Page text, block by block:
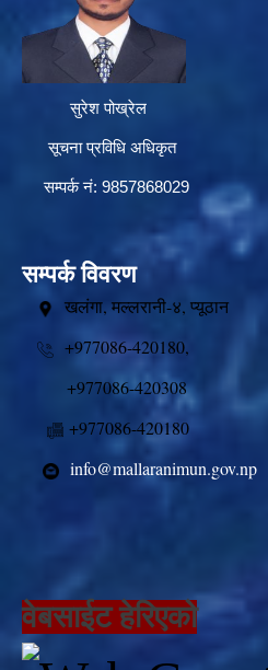
सुरेश पोख्रेल
सूचना प्रविधि अधिकृत
सम्पर्क नं: 9857868029
सम्पर्क विवरण
खलंगा, मल्लरानी-४,
+977086-420180,
+977086-420308
+977086-
info@mallaranimun.gov.np
वेबसाईट हेरिएको